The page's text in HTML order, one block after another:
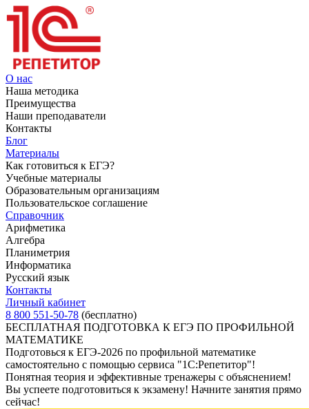
О нас
Наша методика
Преимущества
Наши преподаватели
Контакты
Блог
Материалы
Как готовиться к ЕГЭ?
Учебные материалы
Образовательным организациям
Пользовательское соглашение
Справочник
Арифметика
Алгебра
Планиметрия
Информатика
Русский язык
Контакты
Личный кабинет
8 800 551-50-78 (бесплатно)
БЕСПЛАТНАЯ ПОДГОТОВКА К ЕГЭ ПО ПРОФИЛЬНОЙ
МАТЕМАТИКЕ
Подготовься к ЕГЭ-2026 по профильной математике
самостоятельно с помощью сервиса "1С:Репетитор"!
Понятная теория и эффективные тренажеры с объяснением!
Вы успеете подготовиться к экзамену! Начните занятия прямо
сейчас!